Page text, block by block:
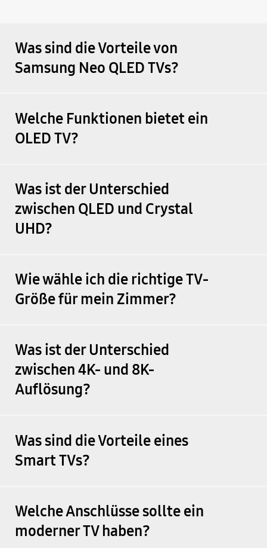
Was sind die Vorteile von
Samsung Neo QLED TVs?
Welche Funktionen bietet ein
OLED TV?
Was ist der Unterschied
zwischen QLED und Crystal
UHD?
Wie wähle ich die richtige TV-
Größe für mein Zimmer?
Was ist der Unterschied
zwischen 4K- und 8K-
Auflösung?
Was sind die Vorteile eines
Smart TVs?
Welche Anschlüsse sollte ein
moderner TV haben?